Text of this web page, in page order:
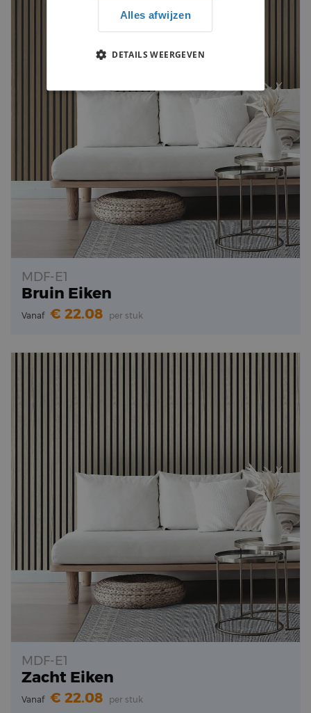
MDF-E1
Bruin Eiken
Vanaf 22.08 per stuk
MDF-E1
Zacht Eiken
Vanaf 22.08 per stuk
Alles afwijzen
DETAILS WEERGEVEN